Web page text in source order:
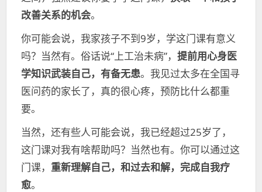
改善关系的机会。
你可能会说，我家孩子不到9岁，学这门课有意义
吗？当然有。俗话说“上工治未病”， 提前用心身医
学知识武装自己，有备无患。我见过太多在全国寻
医问药的家长了，真的很心疼，预防比什么都重
要。
当然，还有些人可能会说，我已经超过25岁了，
这门课对我有啥帮助吗？当然也有。你可以通过这
门课， 重新理解自己，和过去和解，完成自我疗
愈。